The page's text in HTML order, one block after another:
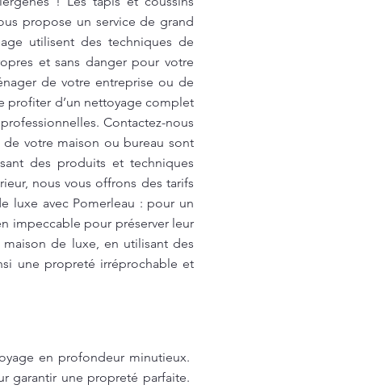
propose un service de grand
utilisent des techniques de
et sans danger pour votre
de votre entreprise ou de
profiter d’un nettoyage complet
Contactez-nous
votre maison ou bureau sont
des produits et techniques
nous vous offrons des tarifs
luxe avec Pomerleau : pour un
impeccable pour préserver leur
de luxe, en utilisant des
une propreté irréprochable et
en profondeur minutieux.
garantir une propreté parfaite.